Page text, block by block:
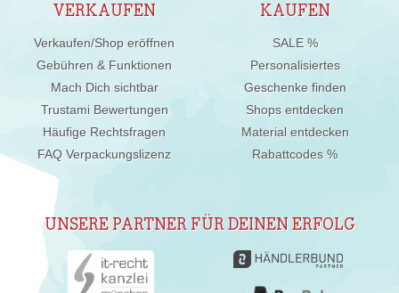
VERKAUFEN
Verkaufen/Shop eröffnen
Gebühren & Funktionen
Mach Dich sichtbar
Trustami Bewertungen
Häufige Rechtsfragen
FAQ Verpackungslizenz
KAUFEN
SALE %
Personalisiertes
Geschenke finden
Shops entdecken
Material entdecken
Rabattcodes %
UNSERE PARTNER FÜR DEINEN ERFOLG